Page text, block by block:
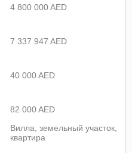
4 800 000 AED
7 337 947 AED
40 000 AED
82 000 AED
Вилла, земельный участок,
квартира